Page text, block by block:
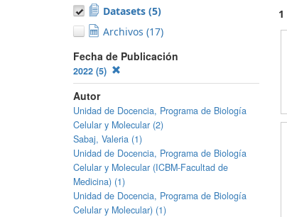
Datasets (5)
Archivos (17)
Fecha de Publicación
2022 (5)
Autor
Unidad de Docencia, Programa de Biología
Celular y Molecular (2)
Sabaj, Valeria (1)
Unidad de Docencia, Programa de Biología
Celular y Molecular (ICBM-Facultad de
Medicina) (1)
Unidad de Docencia, Programa de Biología
Celular y Molecular) (1)